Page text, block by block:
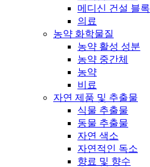
메디신 건설 블록
의료
농약 화학물질
농약 활성 성분
농약 중간체
농약
비료
자연 제품 및 추출물
식물 추출물
동물 추출물
자연 색소
자연적인 독소
향료 및 향수